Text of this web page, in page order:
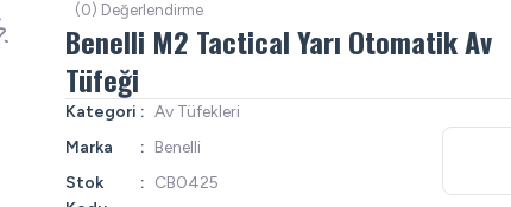
(0) Değerlendirme
Benelli M2 Tactical Yarı Otomatik Av
Tüfeği
Kategori
Av Tüfekleri
Marka
Benelli
Stok
CB0425